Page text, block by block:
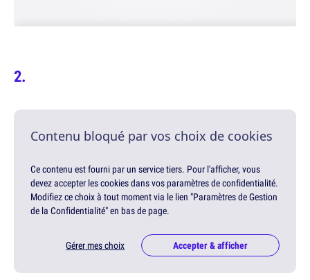
Contenu bloqué par vos choix de cookies
Ce contenu est fourni par un service tiers. Pour l'afficher, vous
devez accepter les cookies dans vos paramètres de confidentialité.
Modifiez ce choix à tout moment via le lien "Paramètres de Gestion
de la Confidentialité" en bas de page.
Gérer mes choix Accepter & afficher